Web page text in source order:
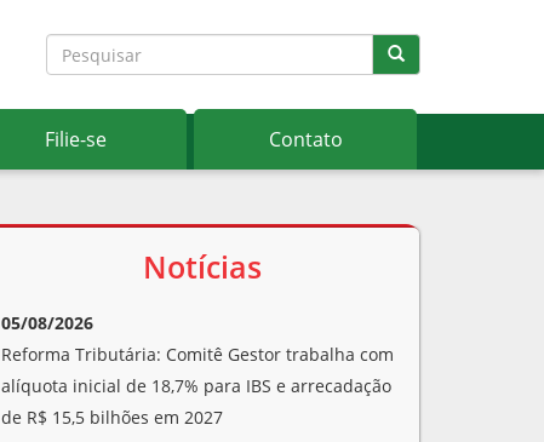
Filie-se Contato
Notícias
05/08/2026
Reforma Tributária: Comitê Gestor trabalha com
alíquota inicial de 18,7% para IBS e arrecadação
de R$ 15,5 bilhões em 2027